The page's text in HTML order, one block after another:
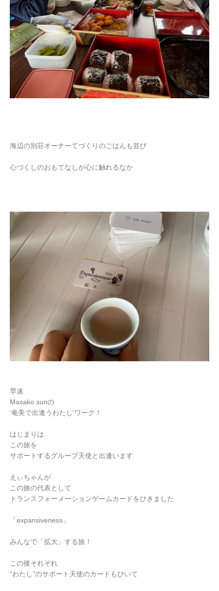
海辺の別荘オーナーてづくりのごはんも並び
心づくしのおもてなしが心に触れるなか
早速
Masako sunの
‘奄美で出逢うわたし‘ワーク！
はじまりは
この旅を
サポートするグループ天使と出逢います
えぃちゃんが
この旅の代表として
トランスフォーメーションゲームカードをひきました
「expansiveness」
みんなで「拡大」する旅！
この後それぞれ
“わたし”のサポート天使のカードもひいて